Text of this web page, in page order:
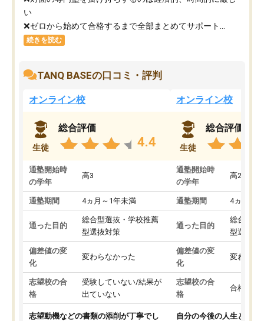
い
❌ゼロから始めて合格するまで全部まとめてサポート...
続きを読む
TANQ BASEの口コミ・評判
オンライン校
生徒
総合評価
4.4
通塾開始時
の学年
高3
通塾期間 4ヵ月～1年未満
通った目的
総合型選抜・学校推薦
型選抜対策
偏差値の変
化
変わらなかった
志望校の合
格
受験していない/結果が
出ていない
志望動機などの書類の添削が丁寧でし
オンライン校
生徒
総合評価
通塾開始時
の学年
高2
通塾期間 4ヵ月～1
通った目的
総合型選
型選抜対
偏差値の変
化
変わらな
志望校の合
格
合格した
自分の今後の人生と真剣